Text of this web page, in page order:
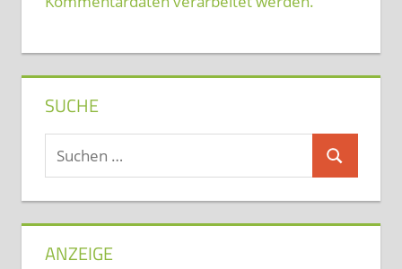
SUCHE
Suchen
nach:
Suchen
ANZEIGE